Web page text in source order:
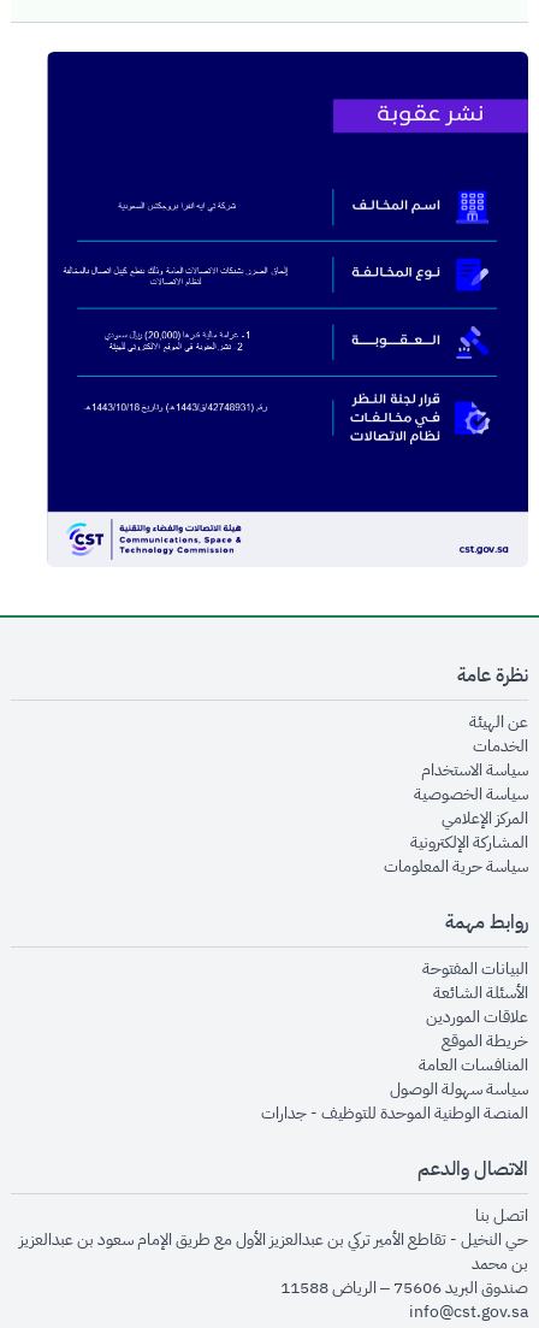
نظرة عامة
عن الهيئةopens in new window
الخدماتopens in new window
سياسة الاستخدام
سياسة الخصوصيةopens in new window
المركز الإعلاميopens in new window
المشاركة الإلكترونيةopens in new window
سياسة حرية المعلوماتopens in new window
روابط مهمة
البيانات المفتوحةopens in new window
الأسئلة الشائعةopens in new window
علاقات الموردينopens in new window
خريطة الموقعopens in new window
المنافسات العامةopens in new window
سياسة سهولة الوصولopens in new window
المنصة الوطنية الموحدة للتوظيف - جداراتopens in new window
الاتصال والدعم
اتصل بنا
حي النخيل - تقاطع الأمير تركي بن عبدالعزيز الأول مع طريق الإمام سعود بن عبدالعزيز
بن محمد
صندوق البريد 75606 – الرياض 11588
info@cst.gov.sa